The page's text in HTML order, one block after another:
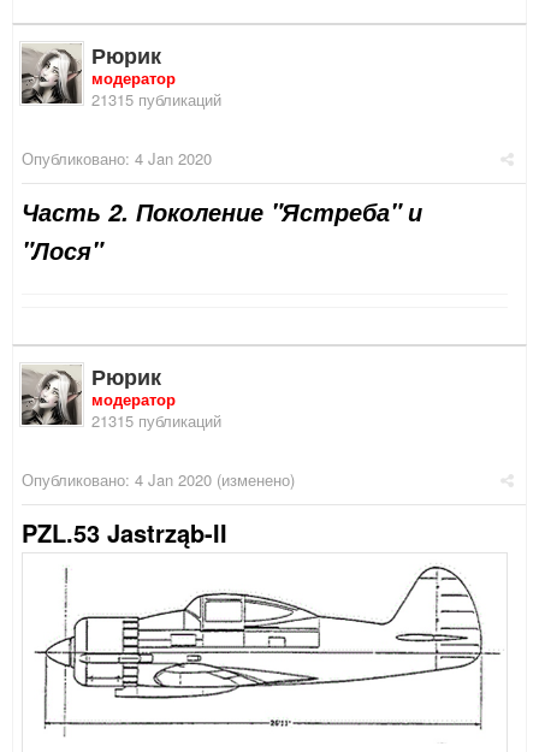
Рюрик
модератор
21315 публикаций
Опубликовано: 4 Jan 2020
Часть 2. Поколение "Ястреба" и
"Лося"
Рюрик
модератор
21315 публикаций
Опубликовано: 4 Jan 2020 (изменено)
PZL.53 Jastrząb-II